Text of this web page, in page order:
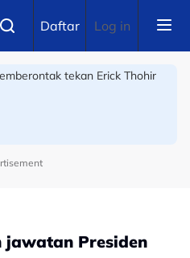
Daftar Log in
tekan Erick Thohir
jawatan Presiden